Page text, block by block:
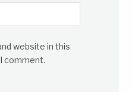
website in this
comment.